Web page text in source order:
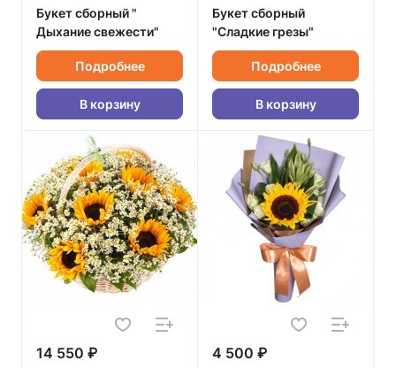
Букет сборный "
Дыхание свежести"
Подробнее
В корзину
Букет сборный
"Сладкие грезы"
Подробнее
В корзину
14 550 ₽ 4 500 ₽